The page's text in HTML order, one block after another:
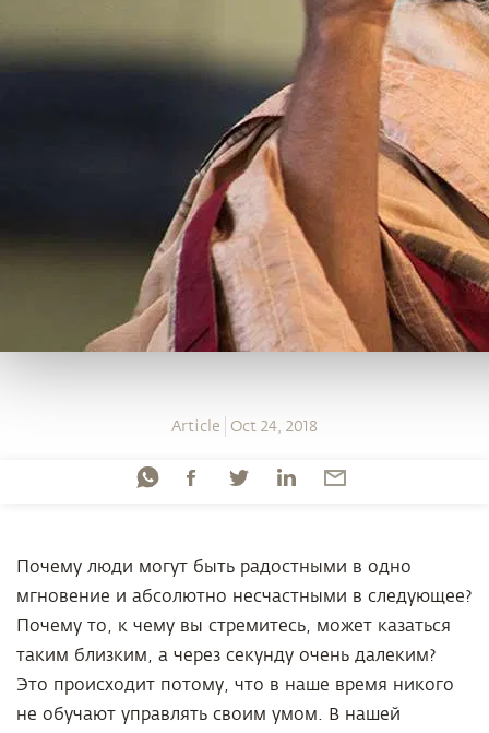
Article Oct 24, 2018
Почему люди могут быть радостными в одно
мгновение и абсолютно несчастными в следующее?
Почему то, к чему вы стремитесь, может казаться
таким близким, а через секунду очень далеким?
Это происходит потому, что в наше время никого
не обучают управлять своим умом. В нашей